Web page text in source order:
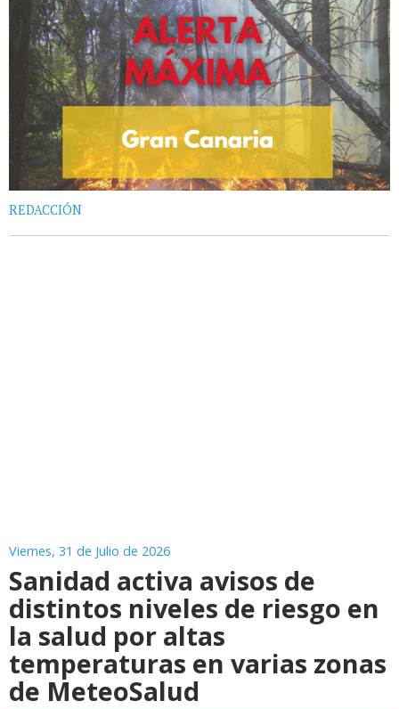
REDACCIÓN
Viernes, 31 de Julio de 2026
Sanidad activa avisos de
distintos niveles de riesgo en
la salud por altas
temperaturas en varias zonas
de MeteoSalud